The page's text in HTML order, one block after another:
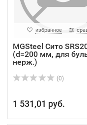
избранное
MGSteel Сито
(d=200 мм, для
нерж.)
(0)
1 531,01 руб.